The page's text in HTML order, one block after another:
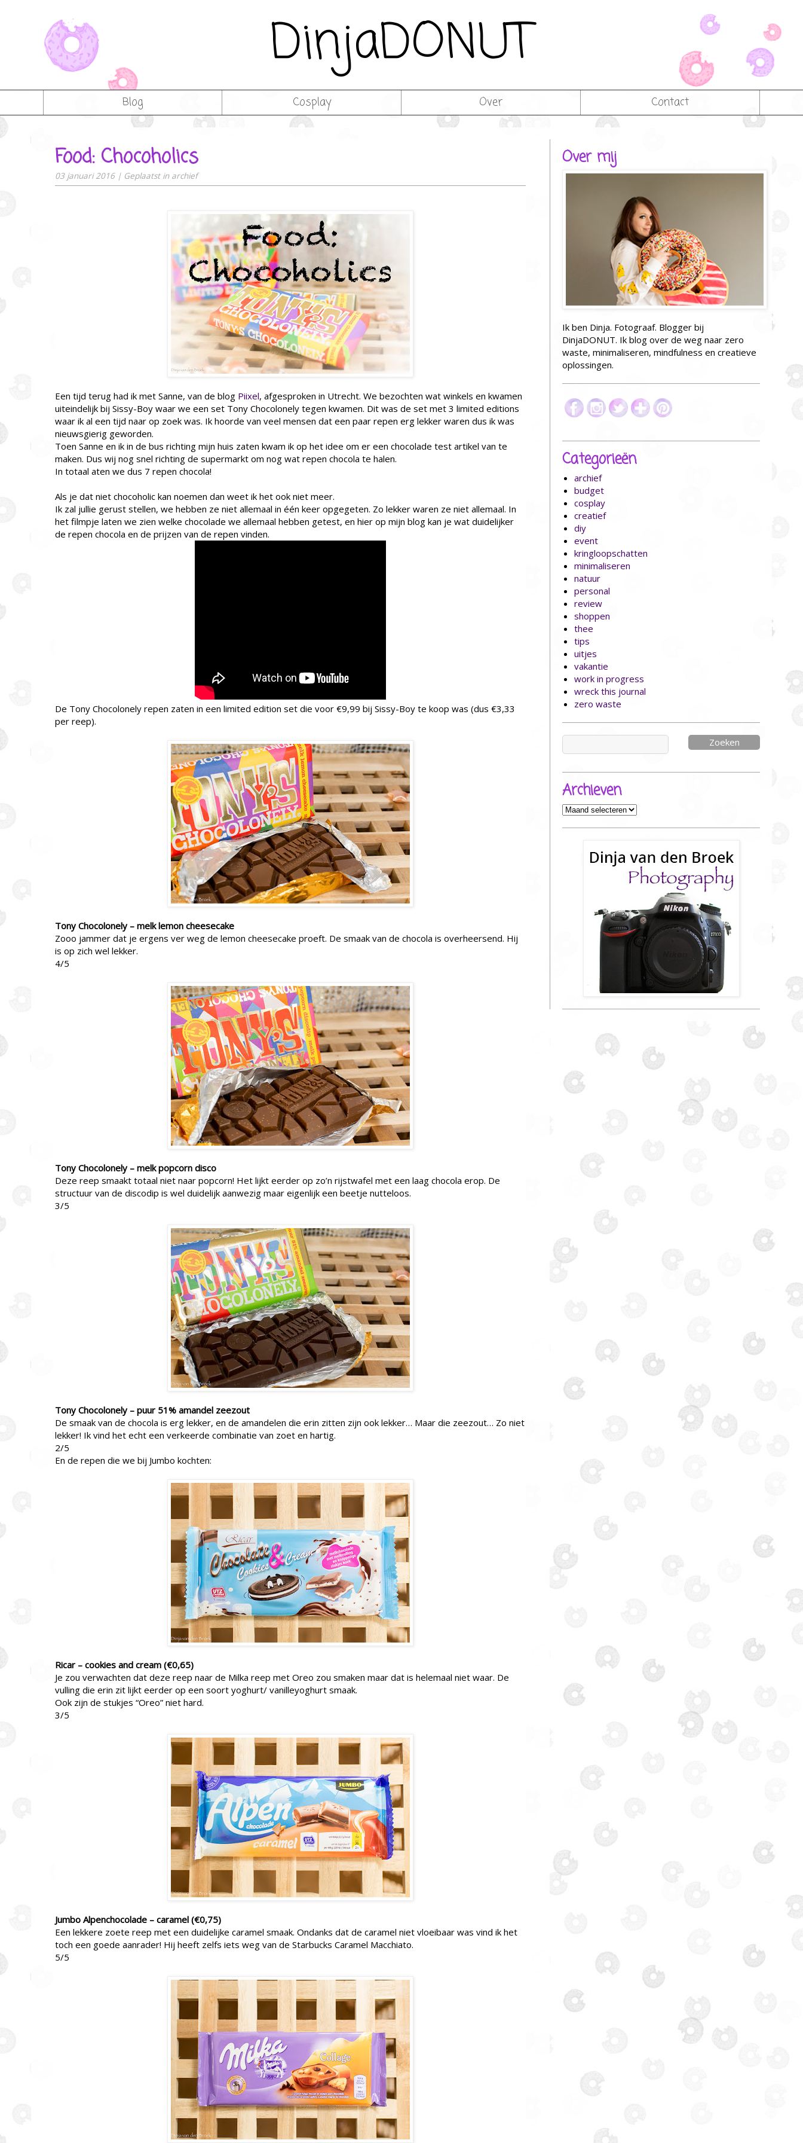
DinjaDONUT
Blog Cosplay Over Contact
Food: Chocoholics
03 januari 2016 | Geplaatst in archief
Een tijd terug had ik met Sanne, van de blog Piixel, afgesproken in Utrecht. We bezochten wat winkels en kwamen
uiteindelijk bij Sissy-Boy waar we een set Tony Chocolonely tegen kwamen. Dit was de set met 3 limited editions
waar ik al een tijd naar op zoek was. Ik hoorde van veel mensen dat een paar repen erg lekker waren dus ik was
nieuwsgierig geworden.
Toen Sanne en ik in de bus richting mijn huis zaten kwam ik op het idee om er een chocolade test artikel van te
maken. Dus wij nog snel richting de supermarkt om nog wat repen chocola te halen.
In totaal aten we dus 7 repen chocola!
Als je dat niet chocoholic kan noemen dan weet ik het ook niet meer.
Ik zal jullie gerust stellen, we hebben ze niet allemaal in één keer opgegeten. Zo lekker waren ze niet allemaal. In
het filmpje laten we zien welke chocolade we allemaal hebben getest, en hier op mijn blog kan je wat duidelijker
de repen chocola en de prijzen van de repen vinden.
De Tony Chocolonely repen zaten in een limited edition set die voor €9,99 bij Sissy-Boy te koop was (dus €3,33
per reep).
Tony Chocolonely – melk lemon cheesecake
Zooo jammer dat je ergens ver weg de lemon cheesecake proeft. De smaak van de chocola is overheersend. Hij
is op zich wel lekker.
4/5
Tony Chocolonely – melk popcorn disco
Deze reep smaakt totaal niet naar popcorn! Het lijkt eerder op zo’n rijstwafel met een laag chocola erop. De
structuur van de discodip is wel duidelijk aanwezig maar eigenlijk een beetje nutteloos.
3/5
Tony Chocolonely – puur 51% amandel zeezout
De smaak van de chocola is erg lekker, en de amandelen die erin zitten zijn ook lekker… Maar die zeezout… Zo niet
lekker! Ik vind het echt een verkeerde combinatie van zoet en hartig.
2/5
En de repen die we bij Jumbo kochten:
Ricar – cookies and cream (€0,65)
Je zou verwachten dat deze reep naar de Milka reep met Oreo zou smaken maar dat is helemaal niet waar. De
vulling die erin zit lijkt eerder op een soort yoghurt/ vanilleyoghurt smaak.
Ook zijn de stukjes “Oreo” niet hard.
3/5
Jumbo Alpenchocolade – caramel (€0,75)
Een lekkere zoete reep met een duidelijke caramel smaak. Ondanks dat de caramel niet vloeibaar was vind ik het
toch een goede aanrader! Hij heeft zelfs iets weg van de Starbucks Caramel Macchiato.
5/5
Over mij
Ik ben Dinja. Fotograaf. Blogger bij
DinjaDONUT. Ik blog over de weg naar zero
waste, minimaliseren, mindfulness en creatieve
oplossingen.
Categorieën
archief
budget
cosplay
creatief
diy
event
kringloopschatten
minimaliseren
natuur
personal
review
shoppen
thee
tips
uitjes
vakantie
work in progress
wreck this journal
zero waste
Zoeken
naar:
Archieven
Archieven